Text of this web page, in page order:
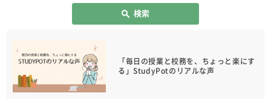
検索
「毎日の授業と校務を、ちょっと楽にす
る」StudyPotのリアルな声